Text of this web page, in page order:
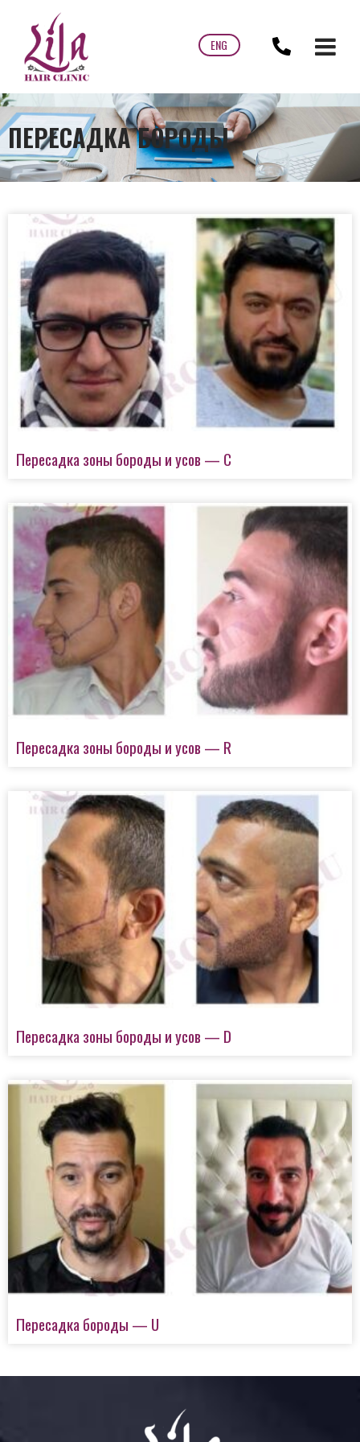
ENG
ПЕРЕСАДКА БОРОДЫ
Пересадка зоны бороды и усов — C
Пересадка зоны бороды и усов — R
Пересадка зоны бороды и усов — D
Пересадка бороды — U